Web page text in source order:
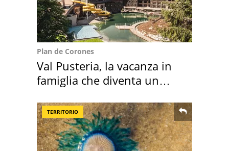
Plan de Corones
Val Pusteria, la vacanza in
famiglia che diventa un
TERRITORIO